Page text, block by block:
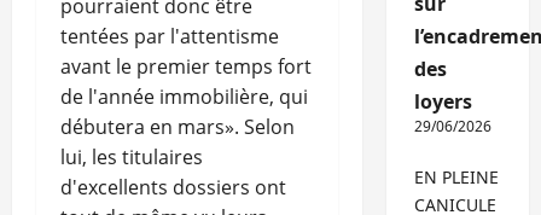
pourraient donc être
tentées par l'attentisme
avant le premier temps fort
de l'année immobilière, qui
débutera en mars». Selon
lui, les titulaires
d'excellents dossiers ont
des
loyers
29/06/2026
EN PLEINE
CANICULE